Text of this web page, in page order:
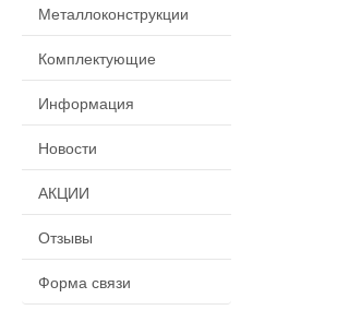
Металлоконструкции
Комплектующие
Информация
Новости
АКЦИИ
Отзывы
Форма связи